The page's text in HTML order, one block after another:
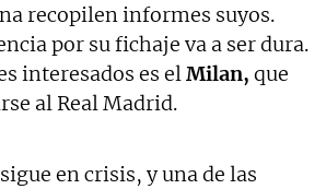
recopilen informes suyos.
por su fichaje va a ser dura.
interesados es elMilan, que
al Real Madrid.
en crisis, y una de las